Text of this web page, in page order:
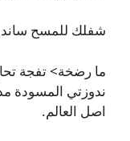
شفلك للمسح
ما رضخة> تفجة
ندوزتي المسودة
اصل العالم.